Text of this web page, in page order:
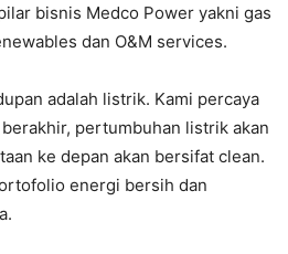
bisnis Medco Power yakni gas
dan O&M services.
adalah listrik. Kami percaya
pertumbuhan listrik akan
ke depan akan bersifat clean.
energi bersih dan